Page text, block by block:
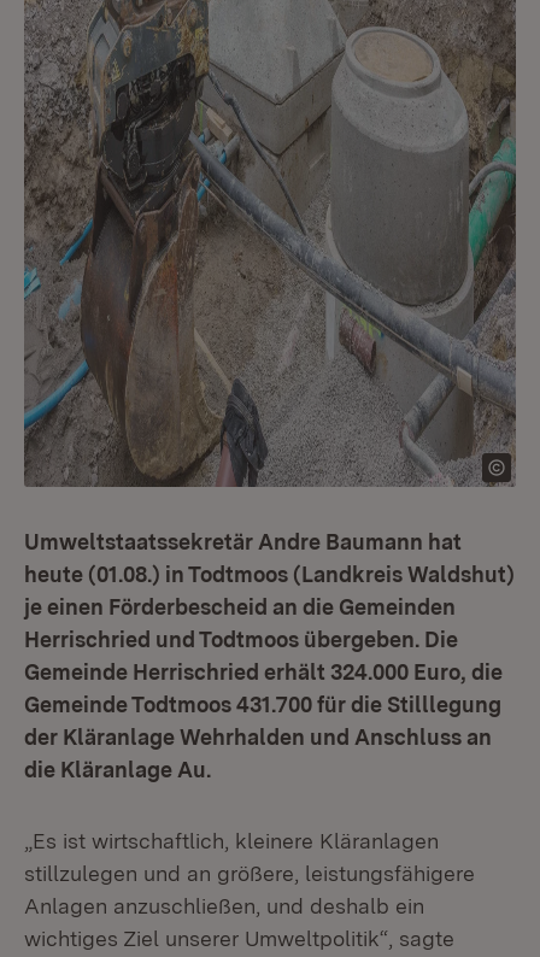
Umweltstaatssekretär Andre Baumann hat
heute (01.08.) in Todtmoos (Landkreis Waldshut)
je einen Förderbescheid an die Gemeinden
Herrischried und Todtmoos übergeben. Die
Gemeinde Herrischried erhält 324.000 Euro, die
Gemeinde Todtmoos 431.700 für die Stilllegung
der Kläranlage Wehrhalden und Anschluss an
die Kläranlage Au.
„Es ist wirtschaftlich, kleinere Kläranlagen
stillzulegen und an größere, leistungsfähigere
Anlagen anzuschließen, und deshalb ein
wichtiges Ziel unserer Umweltpolitik“, sagte